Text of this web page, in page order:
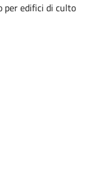
per edifici di culto